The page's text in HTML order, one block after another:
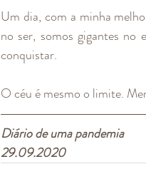
Um dia, com a minha
no ser, somos gigantes no
conquistar.
O céu é mesmo o limite.
Diário de uma pandemia
29.09.2020